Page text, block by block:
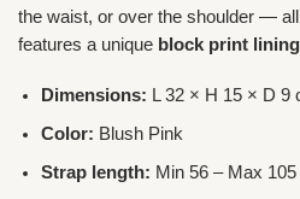
the waist, or over the shoulder —
features a unique block print lining
Dimensions: L 32 × H 15 × D 9
Color: Blush Pink
Strap length: Min 56 – Max